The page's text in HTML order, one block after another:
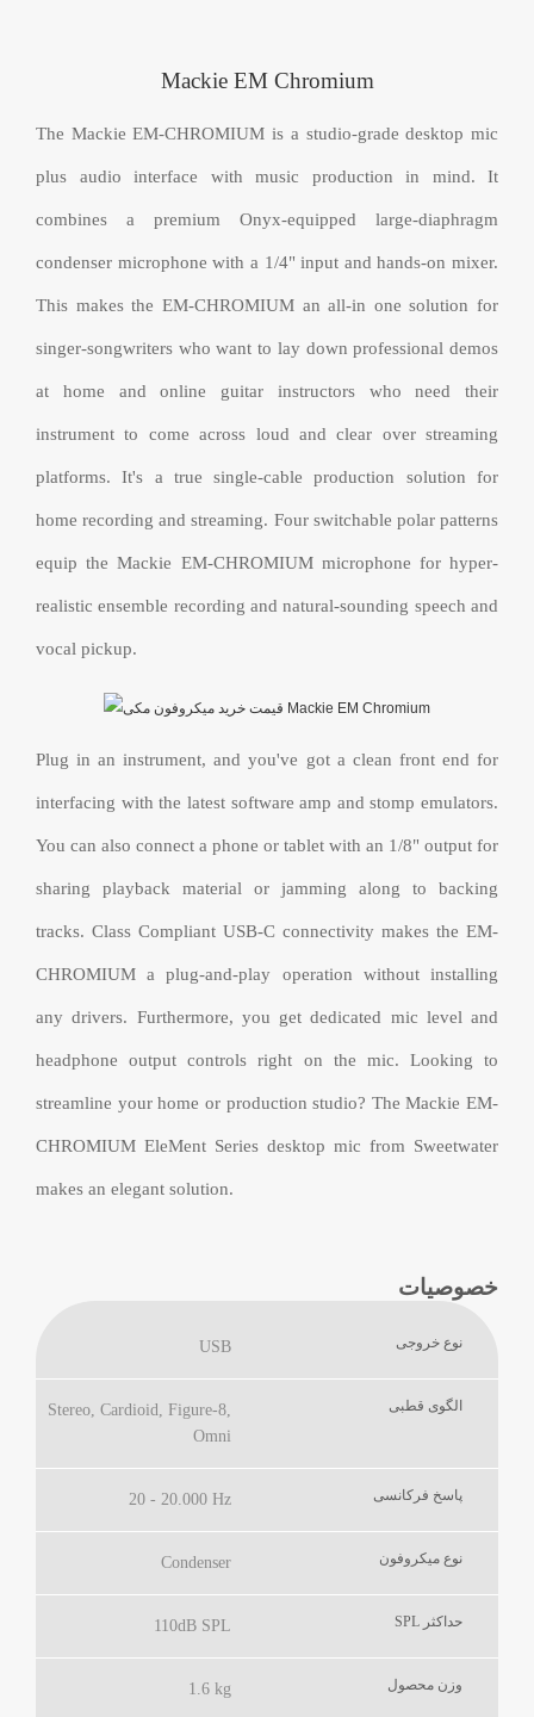
Mackie EM Chromium
The Mackie EM-CHROMIUM is a studio-grade desktop mic
plus audio interface with music production in mind. It
combines a premium Onyx-equipped large-diaphragm
condenser microphone with a 1/4" input and hands-on mixer.
This makes the EM-CHROMIUM an all-in one solution for
singer-songwriters who want to lay down professional demos
at home and online guitar instructors who need their
instrument to come across loud and clear over streaming
platforms. It's a true single-cable production solution for
home recording and streaming. Four switchable polar patterns
equip the Mackie EM-CHROMIUM microphone for hyper-
realistic ensemble recording and natural-sounding speech and
vocal pickup.
Plug in an instrument, and you've got a clean front end for
interfacing with the latest software amp and stomp emulators.
You can also connect a phone or tablet with an 1/8" output for
sharing playback material or jamming along to backing
tracks. Class Compliant USB-C connectivity makes the EM-
CHROMIUM a plug-and-play operation without installing
any drivers. Furthermore, you get dedicated mic level and
headphone output controls right on the mic. Looking to
streamline your home or production studio? The Mackie EM-
CHROMIUM EleMent Series desktop mic from Sweetwater
makes an elegant solution.
خصوصیات
نوع خروجی USB
الگوی قطبی
Stereo, Cardioid, Figure-8,
Omni
پاسخ فرکانسی 20 - 20.000 Hz
نوع میکروفون Condenser
حداکثر SPL 110dB SPL
وزن محصول 1.6 kg